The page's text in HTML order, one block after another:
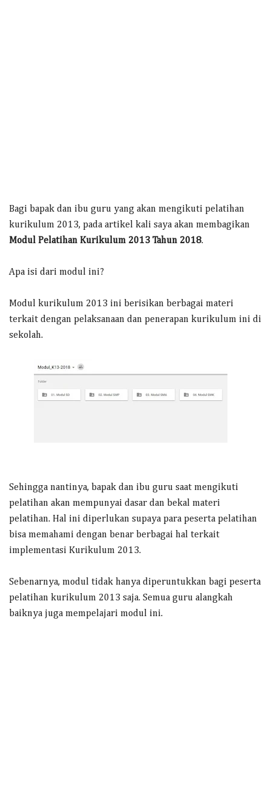
Bagi bapak dan ibu guru yang akan mengikuti pelatihan
kurikulum 2013, pada artikel kali saya akan membagikan
Modul Pelatihan Kurikulum 2013 Tahun 2018.
Apa isi dari modul ini?
Modul kurikulum 2013 ini berisikan berbagai materi
terkait dengan pelaksanaan dan penerapan kurikulum ini di
sekolah.
Sehingga nantinya, bapak dan ibu guru saat mengikuti
pelatihan akan mempunyai dasar dan bekal materi
pelatihan. Hal ini diperlukan supaya para peserta pelatihan
bisa memahami dengan benar berbagai hal terkait
implementasi Kurikulum 2013.
Sebenarnya, modul tidak hanya diperuntukkan bagi peserta
pelatihan kurikulum 2013 saja. Semua guru alangkah
baiknya juga mempelajari modul ini.